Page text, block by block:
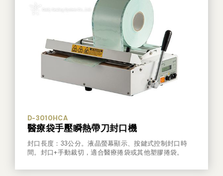
D-3010HCA
醫療袋手壓瞬熱帶刀封口機
封口長度：33公分。液晶螢幕顯示、按鍵式控制封口時
間。封口+手動裁切，適合醫療捲袋或其他塑膠捲袋。